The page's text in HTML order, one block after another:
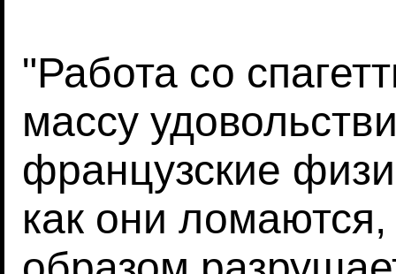
"Работа со
массу
французские
как они